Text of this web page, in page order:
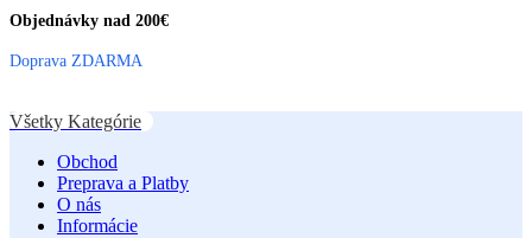
Objednávky nad 200€
Doprava ZDARMA
Všetky Kategórie
Obchod
Preprava a Platby
O nás
Informácie